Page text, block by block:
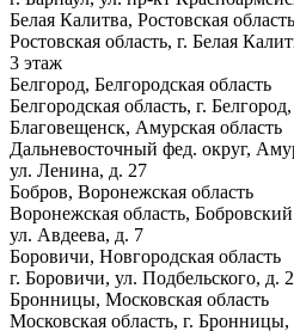
Белая Калитва, Ростовская область
Ростовская область, г. Белая
3 этаж
Белгород, Белгородская область
Белгородская область, г.
Благовещенск, Амурская область
Дальневосточный фед. округ,
ул. Ленина, д. 27
Бобров, Воронежская область
Воронежская область,
ул. Авдеева, д. 7
Боровичи, Новгородская область
г. Боровичи, ул. Подбельского, д.
Бронницы, Московская область
Московская область, г.